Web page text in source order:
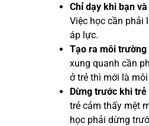
Chỉ dạy khi bạn
Việc học cần phải
áp lực.
Tạo ra môi trường
xung quanh cần
ở trẻ thì mới là
Dừng trước khi
trẻ cảm thấy mệt
học phải dừng